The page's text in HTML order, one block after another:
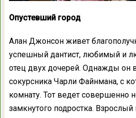
Опустевший город
Алан Джонсон живет
успешный дантист, любимый и
отец двух дочерей. Однажды он
сокурсника Чарли Файнмана, с
комнату. Тот ведет совершенно
замкнутого подростка.